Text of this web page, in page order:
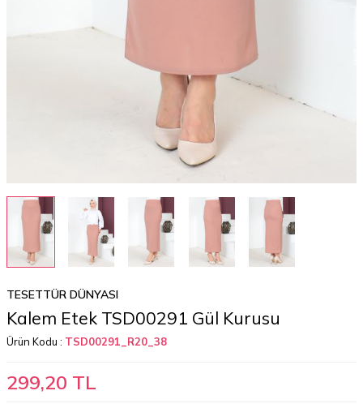
TESETTÜR DÜNYASI
Kalem Etek TSD00291 Gül Kurusu
Ürün Kodu : TSD00291_R20_38
299,20 TL